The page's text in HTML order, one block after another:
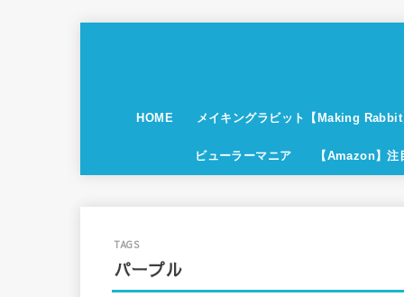
HOME メイキングラビット【Making
ビューラーマニア 【Amazon】
パープル